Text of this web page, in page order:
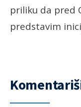
priliku da pred
predstavim